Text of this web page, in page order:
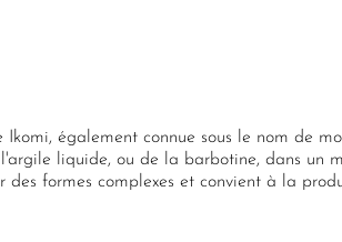
également connue sous le nom de
liquide, ou de la barbotine, dans un
des formes complexes et convient à la